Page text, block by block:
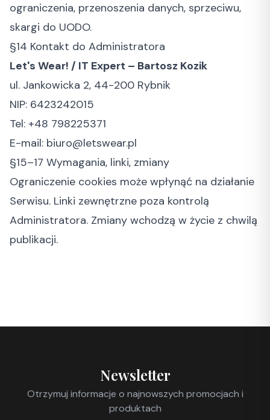
ograniczenia, przenoszenia danych, sprzeciwu,
skargi do UODO.
§14 Kontakt do Administratora
Let's Wear! / IT Expert – Bartosz Kozik
ul. Jankowicka 2, 44-200 Rybnik
NIP: 6423242015
Tel: +48 798225371
E-mail: biuro@letswear.pl
§15–17 Wymagania, linki, zmiany
Ograniczenie cookies może wpłynąć na działanie
Serwisu. Linki zewnętrzne poza kontrolą
Administratora. Zmiany wchodzą w życie z chwilą
publikacji.
Newsletter
Otrzymuj informacje o najnowszych promocjach i
produktach